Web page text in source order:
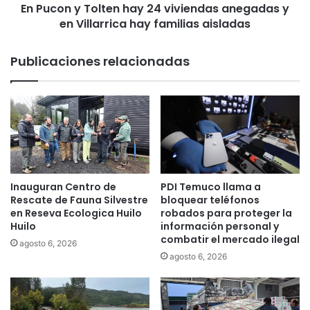
e
l
r
c
l
a
v
s
s
o
b
a
n
h
y
2
4
v
i
v
i
e
n
d
n
En Pucon y Tolten hay 24 viviendas anegadas y
en Villarrica hay familias aisladas
Publicaciones relacionadas
Inauguran Centro de
Rescate de Fauna Silvestre
en Reseva Ecologica Huilo
Huilo
agosto 6, 2026
PDI Temuco llama a
bloquear teléfonos
robados para proteger la
información personal y
combatir el mercado ilegal
agosto 6, 2026